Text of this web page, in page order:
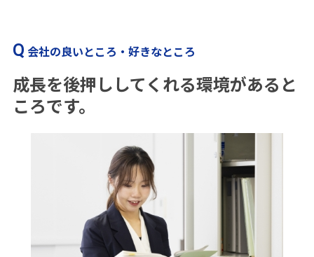
会社の良いところ・好きなところ
成長を後押ししてくれる環境があると
ころです。